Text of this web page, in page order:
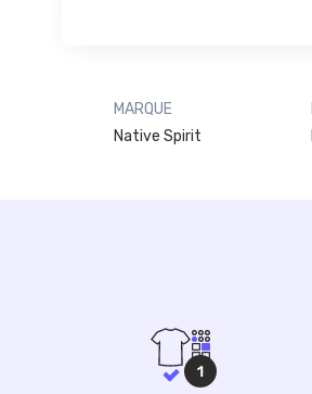
MARQUE
Native Spirit